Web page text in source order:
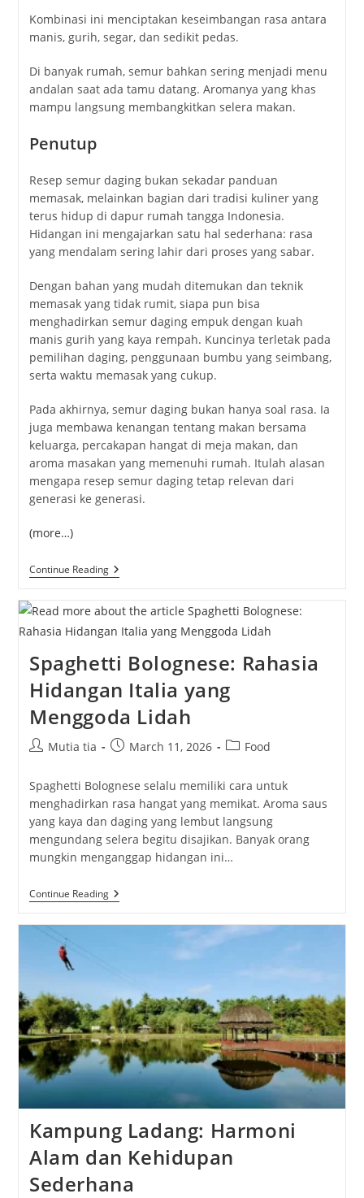
Kombinasi ini menciptakan keseimbangan rasa antara
manis, gurih, segar, dan sedikit pedas.
Di banyak rumah, semur bahkan sering menjadi menu
andalan saat ada tamu datang. Aromanya yang khas
mampu langsung membangkitkan selera makan.
Penutup
Resep semur daging bukan sekadar panduan
memasak, melainkan bagian dari tradisi kuliner yang
terus hidup di dapur rumah tangga Indonesia.
Hidangan ini mengajarkan satu hal sederhana: rasa
yang mendalam sering lahir dari proses yang sabar.
Dengan bahan yang mudah ditemukan dan teknik
memasak yang tidak rumit, siapa pun bisa
menghadirkan semur daging empuk dengan kuah
manis gurih yang kaya rempah. Kuncinya terletak pada
pemilihan daging, penggunaan bumbu yang seimbang,
serta waktu memasak yang cukup.
Pada akhirnya, semur daging bukan hanya soal rasa. Ia
juga membawa kenangan tentang makan bersama
keluarga, percakapan hangat di meja makan, dan
aroma masakan yang memenuhi rumah. Itulah alasan
mengapa resep semur daging tetap relevan dari
generasi ke generasi.
(more…)
Continue ReadingResep
Semur
Empuk
Kaya
Di
Rumah
Spaghetti Bolognese: Rahasia
Hidangan Italia yang
Menggoda Lidah
PostMutia tia
PostMarch 11, 2026
PostFood
Spaghetti Bolognese selalu memiliki cara untuk
menghadirkan rasa hangat yang memikat. Aroma saus
yang kaya dan daging yang lembut langsung
mengundang selera begitu disajikan. Banyak orang
mungkin menganggap hidangan ini…
Continue ReadingSpaghetti
Bolognese:
Kampung Ladang: Harmoni
Alam dan Kehidupan
Sederhana